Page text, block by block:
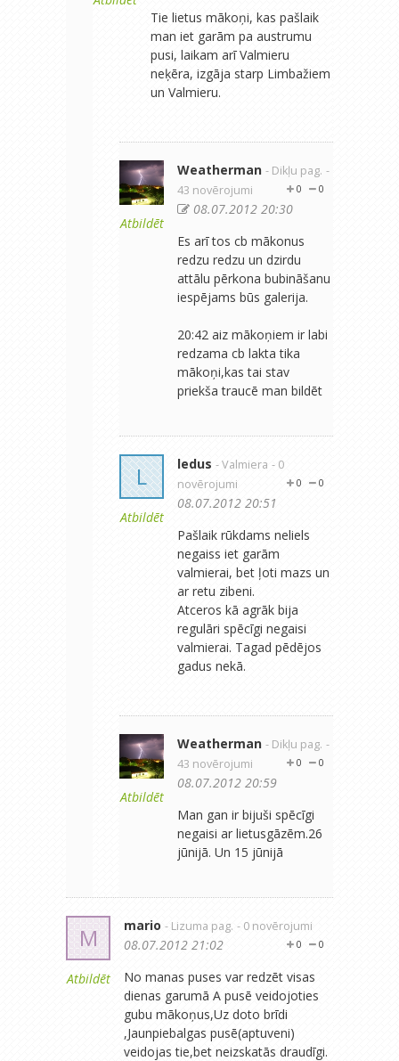
Tie lietus mākoņi, kas pašlaik
man iet garām pa austrumu
pusi, laikam arī Valmieru
neķēra, izgāja starp Limbažiem
un Valmieru.
Atbildēt
Weatherman - Dikļu pag. -
43 novērojumi
0
0
08.07.2012 20:30
Es arī tos cb mākonus
redzu redzu un dzirdu
attālu pērkona bubināšanu
iespējams būs galerija.
20:42 aiz mākoņiem ir labi
redzama cb lakta tika
mākoņi,kas tai stav
priekša traucē man bildēt
L
Atbildēt
ledus - Valmiera - 0
novērojumi
0
0
08.07.2012 20:51
Pašlaik rūkdams neliels
negaiss iet garām
valmierai, bet ļoti mazs un
ar retu zibeni.
Atceros kā agrāk bija
regulāri spēcīgi negaisi
valmierai. Tagad pēdējos
gadus nekā.
Atbildēt
Weatherman - Dikļu pag. -
43 novērojumi
0
0
08.07.2012 20:59
Man gan ir bijuši spēcīgi
negaisi ar lietusgāzēm.26
jūnijā. Un 15 jūnijā
M
Atbildēt
mario - Lizuma pag. - 0 novērojumi
0
0
08.07.2012 21:02
No manas puses var redzēt visas
dienas garumā A pusē veidojoties
gubu mākoņus,Uz doto brīdi
,Jaunpiebalgas pusē(aptuveni)
veidojas tie,bet neizskatās draudīgi.